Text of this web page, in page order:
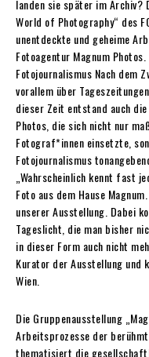
landen sie später im Archiv?
World of Photography“ des
unentdeckte und geheime
Fotoagentur Magnum
Fotojournalismus Nach dem
vorallem über
dieser Zeit entstand auch
Photos, die sich nicht nur
Fotograf*innen einsetzte,
Fotojournalismus
„Wahrscheinlich kennt fast
Foto aus dem Hause
unserer Ausstellung. Dabei
Tageslicht, die man bisher
in dieser Form auch nicht
Kurator der Ausstellung und
Wien.
Die Gruppenausstellung
Arbeitsprozesse der
thematisiert die